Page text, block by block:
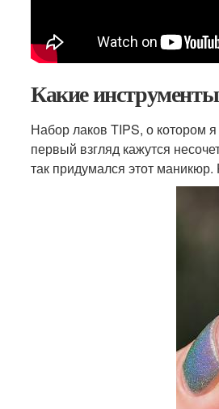
Какие
Набор лаков TIPS, о котором
первый взгляд кажутся
так придумался этот